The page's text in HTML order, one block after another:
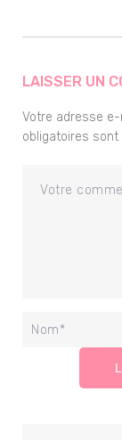
LAISSER UN
Votre adresse
obligatoires